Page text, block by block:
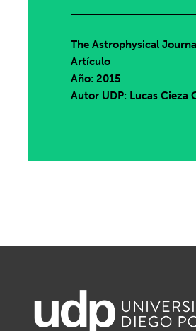
The Astrophysical
Artículo
Año: 2015
Autor UDP: Lucas Cieza